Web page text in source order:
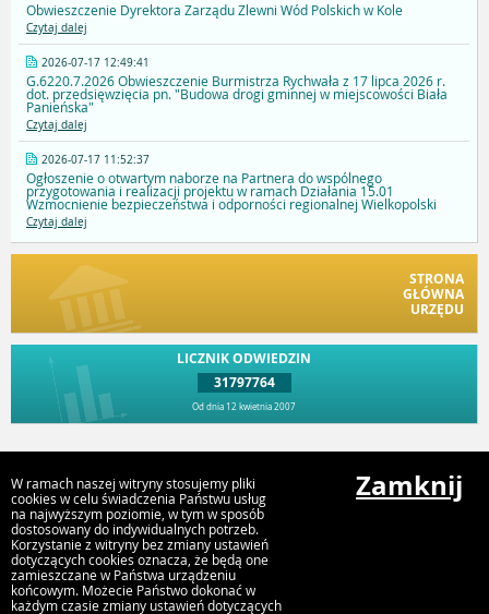
Obwieszczenie Dyrektora Zarządu Zlewni Wód Polskich w Kole
Czytaj dalej
2026-07-17 12:49:41
G.6220.7.2026 Obwieszczenie Burmistrza Rychwała z 17 lipca 2026 r.
dot. przedsięwzięcia pn. "Budowa drogi gminnej w miejscowości Biała
Panieńska"
Czytaj dalej
2026-07-17 11:52:37
Ogłoszenie o otwartym naborze na Partnera do wspólnego
przygotowania i realizacji projektu w ramach Działania 15.01
Wzmocnienie bezpieczeństwa i odporności regionalnej Wielkopolski
Czytaj dalej
STRONA
GŁÓWNA
URZĘDU
LICZNIK ODWIEDZIN
31797764
Od dnia 12 kwietnia 2007
Urząd Gminy i Miasta Rychwał
Plac Wolności 16, 62-570 Rychwał
W ramach naszej witryny stosujemy pliki
cookies w celu świadczenia Państwu usług
na najwyższym poziomie, w tym w sposób
dostosowany do indywidualnych potrzeb.
Korzystanie z witryny bez zmiany ustawień
dotyczących cookies oznacza, że będą one
zamieszczane w Państwa urządzeniu
końcowym. Możecie Państwo dokonać w
każdym czasie zmiany ustawień dotyczących
Zamknij